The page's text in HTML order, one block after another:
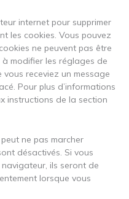
internet pour supprimer
les cookies. Vous pouvez
ne peuvent pas être
modifier les réglages de
receviez un message
Pour plus d’informations
instructions de la section
ne pas marcher
désactivés. Si vous
ils seront de
lorsque vous